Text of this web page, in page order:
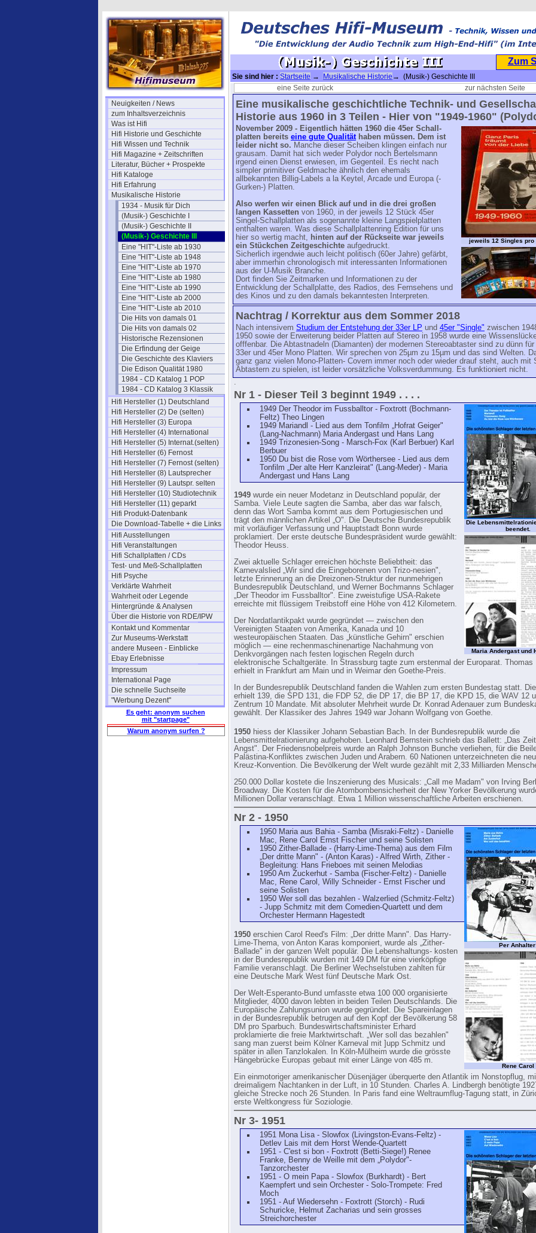
Neuigkeiten / News
zum Inhaltsverzeichnis
Was ist Hifi
Hifi Historie und Geschichte
Hifi Wissen und Technik
Hifi Magazine + Zeitschriften
Literatur, Bücher + Prospekte
Hifi Kataloge
Hifi Erfahrung
Musikalische Historie
1934 - Musik für Dich
(Musik-) Geschichte I
(Musik-) Geschichte II
(Musik-) Geschichte III
Eine "HIT"-Liste ab 1930
Eine "HIT"-Liste ab 1948
Eine "HIT"-Liste ab 1970
Eine "HIT"-Liste ab 1980
Eine "HIT"-Liste ab 1990
Eine "HIT"-Liste ab 2000
Eine "HIT"-Liste ab 2010
Die Hits von damals 01
Die Hits von damals 02
Historische Rezensionen
Die Erfindung der Geige
Die Geschichte des Klaviers
Die Edison Qualität 1980
1984 - CD Katalog 1 POP
1984 - CD Katalog 3 Klassik
Hifi Hersteller (1) Deutschland
Hifi Hersteller (2) De (selten)
Hifi Hersteller (3) Europa
Hifi Hersteller (4) International
Hifi Hersteller (5) Internat.(selten)
Hifi Hersteller (6) Fernost
Hifi Hersteller (7) Fernost (selten)
Hifi Hersteller (8) Lautsprecher
Hifi Hersteller (9) Lautspr. selten
Hifi Hersteller (10) Studiotechnik
Hifi Hersteller (11) geparkt
Hifi Produkt-Datenbank
Die Download-Tabelle + die Links
Hifi Ausstellungen
Hifi Veranstaltungen
Hifi Schallplatten / CDs
Test- und Meß-Schallplatten
Hifi Psyche
Verklärte Wahrheit
Wahrheit oder Legende
Hintergründe & Analysen
Über die Historie von RDE/IPW
Kontakt und Kommentar
Zur Museums-Werkstatt
andere Museen - Einblicke
Ebay Erlebnisse
Impressum
International Page
Die schnelle Suchseite
"Werbung Dezent"
Es geht: anonym suchen
mit "startpage"
Warum anonym surfen ?
Zum
Sie sind hier : Startseite → Musikalische Historie → (Musik-) Geschichte III
eine Seite zurück
zur nächsten Seite
Eine musikalische geschichtliche Technik- und
Historie aus 1960 in 3 Teilen - Hier von "1949-1960"
jeweils 12 Singles pro
November 2009 - Eigentlich hätten 1960 die 45er Schall-
platten bereits eine gute Qualitäthaben müssen. Dem ist
leider nicht so. Manche dieser Scheiben klingen einfach nur
grausam. Damit hat sich weder Polydor noch Bertelsmann
irgend einen Dienst erwiesen, im Gegenteil. Es riecht nach
simpler primitiver Geldmache ähnlich den ehemals
allbekannten Billig-Labels a la Keytel, Arcade und Europa (-
Gurken-) Platten.
Also werfen wir einen Blick auf und in die drei großen
langen Kassetten von 1960, in der jeweils 12 Stück 45er
Singel-Schallplatten als sogenannte kleine Langspielplatten
enthalten waren. Was diese Schallplattenring Edition für uns
hier so wertig macht, hinten auf der Rückseite war jeweils
ein Stückchen Zeitgeschichte aufgedruckt.
Sicherlich irgendwie auch leicht politisch (60er Jahre) gefärbt,
aber immerhin chronologisch mit interessanten Informationen
aus der U-Musik Branche.
Dort finden Sie Zeitmarken und Informationen zu der
Entwicklung der Schallplatte, des Radios, des Fernsehens und
des Kinos und zu den damals bekanntesten Interpreten.
Nachtrag / Korrektur aus dem Sommer 2018
Nach intensivem Studium der Entstehung der 33er LP und 45er "Single" zwischen
1950 sowie der Erweiterung beider Platten auf Stereo in 1958 wurde eine
offfenbar. Die Abtastnadeln (Diamanten) der modernen Stereoabtaster sind zu dünn
33er und 45er Mono Platten. Wir sprechen von 25µm zu 15µm und das sind Welten.
ganz ganz vielen Mono-Platten- Covern immer noch oder wieder drauf steht, auch mit
Abtastern zu spielen, ist leider vorsätzliche Volksverdummung. Es funktioniert nicht.
.
Nr 1 - Dieser Teil 3 beginnt 1949 . . . .
Die
beendet.
Maria Andergast und
1949 Der Theodor im Fussballtor - Foxtrott (Bochmann-
Feltz) Theo Lingen
1949 Mariandl - Lied aus dem Tonfilm „Hofrat Geiger"
(Lang-Nachmann) Maria Andergast und Hans Lang
1949 Trizonesien-Song - Marsch-Fox (Karl Berbuer) Karl
Berbuer
1950 Du bist die Rose vom Wörthersee - Lied aus dem
Tonfilm „Der alte Herr Kanzleirat" (Lang-Meder) - Maria
Andergast und Hans Lang
1949 wurde ein neuer Modetanz in Deutschland populär, der
Samba. Viele Leute sagten die Samba, aber das war falsch,
denn das Wort Samba kommt aus dem Portugiesischen und
trägt den männlichen Artikel „O". Die Deutsche Bundesrepublik
mit vorläufiger Verfassung und Hauptstadt Bonn wurde
proklamiert. Der erste deutsche Bundespräsident wurde gewählt:
Theodor Heuss.
Zwei aktuelle Schlager erreichen höchste Beliebtheit: das
Karnevalslied „Wir sind die Eingeborenen von Trizo-nesien",
letzte Erinnerung an die Dreizonen-Struktur der nunmehrigen
Bundesrepublik Deutschland, und Werner Bochmanns Schlager
„Der Theodor im Fussballtor". Eine zweistufige USA-Rakete
erreichte mit flüssigem Treib­stoff eine Höhe von 412 Kilometern.
Der Nordatlantikpakt wurde gegründet — zwischen den
Vereinigten Staaten von Amerika, Kanada und 10
westeuropäischen Staaten. Das „künstliche Gehirn" erschien
möglich — eine rechen­maschinenartige Nachahmung von
Denkvorgängen nach festen logischen Regeln durch
elektronische Schalt­geräte. In Strassburg tagte zum erstenmal der Europa­rat. Thomas
erhielt in Frankfurt am Main und in Weimar den Goethe-Preis.
In der Bundesrepublik Deutschland fanden die Wahlen zum ersten Bundestag statt.
erhielt 139, die SPD 131, die FDP 52, die DP 17, die BP 17, die KPD 15, die WAV 12
Zentrum 10 Mandate. Mit absoluter Mehrheit wurde Dr. Konrad Adenauer zum
gewählt. Der Klassiker des Jahres 1949 war Johann Wolfgang von Goethe.
1950 hiess der Klassiker Johann Sebastian Bach. In der Bundesrepublik wurde die
Lebensmittelrationierung auf­gehoben. Leonhard Bernstein schrieb das Ballett: „Das
Angst". Der Friedensnobelpreis wurde an Ralph Johnson Bunche verliehen, für die
Palästina-Konfliktes zwischen Juden und Arabern. 60 Na­tionen unterzeichneten die
Kreuz-Konvention. Die Bevölkerung der Welt wurde gezählt mit 2,33 Mil­liarden
250.000 Dollar kostete die Inszenierung des Musicals: „Call me Madam" von Irving
Broadway. Die Kosten für die Atombombensicherheit der New Yorker Bevölkerung
Millionen Dollar veran­schlagt. Etwa 1 Million wissenschaftliche Arbeiten er­schienen.
Nr 2 - 1950
Per
Rene Carol
1950 Maria aus Bahia - Samba (Misraki-Feltz) - Danielle
Mac, Rene Carol Ernst Fischer und seine Solisten
1950 Zither-Ballade - (Harry-Lime-Thema) aus dem Film
„Der dritte Mann" - (Anton Karas) - Alfred Wirth, Zither -
Begleitung: Hans Frieboes mit seinen Melodias
1950 Am Zuckerhut - Samba (Fischer-Feltz) - Danielle
Mac, Rene Carol, Willy Schneider - Ernst Fischer und
seine Solisten
1950 Wer soll das bezahlen - Walzerlied (Schmitz-Feltz)
- Jupp Schmitz mit dem Comedien-Quartett und dem
Orchester Hermann Hagestedt
1950 erschien Carol Reed's Film: „Der dritte Mann". Das Harry-
Lime-Thema, von Anton Karas komponiert, wurde als „Zither-
Ballade" in der ganzen Welt populär. Die Lebenshaltungs- kosten
in der Bundesrepublik wurden mit 149 DM für eine vierköpfige
Familie veranschlagt. Die Berliner Wechselstuben zahlten für
eine Deutsche Mark West fünf Deutsche Mark Ost.
Der Welt-Esperanto-Bund umfasste etwa 100 000 organisierte
Mitglieder, 4000 da­von lebten in beiden Teilen Deutschlands. Die
Euro­päische Zahlungsunion wurde gegründet. Die Spar­einlagen
in der Bundesrepublik betrugen auf den Kopf der Bevölkerung 58
DM pro Sparbuch. Bundeswirtschafts­minister Erhard
proklamierte die freie Marktwirtschaft. „Wer soll das bezahlen"
sang man zuerst beim Kölner Karneval mit ]upp Schmitz und
später in allen Tanz­lokalen. In Köln-Mülheim wurde die grösste
Hängebrücke Europas gebaut mit einer Länge von 485 m.
Ein einmotoriger amerikanischer Düsenjäger überquerte den Atlantik im Nonstopflug,
dreimaligem Nachtan­ken in der Luft, in 10 Stunden. Charles A. Lindbergh be­nötigte
gleiche Strecke noch 26 Stunden. In Paris fand eine Weltraumflug-Tagung statt, in
erste Weltkongress für Soziologie.
Nr 3- 1951
1951 Mona Lisa - Slowfox (Livingston-Evans-Feltz) -
Detlev Lais mit dem Horst Wende-Quartett
1951 - C'est si bon - Foxtrott (Betti-Siege!) Renee
Franke, Benny de Weille mit dem „Polydor"-
Tanzorchester
1951 - O mein Papa - Slowfox (Burkhardt) - Bert
Kaempfert und sein Orchester - Solo-Trompete: Fred
Moch
1951 - Auf Wiedersehn - Foxtrott (Storch) - Rudi
Schuricke, Helmut Zacharias und sein grosses
Streichorchester